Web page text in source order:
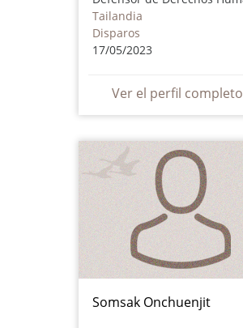
Tailandia
Disparos
17/05/2023
Ver el perfil completo
Somsak Onchuenjit